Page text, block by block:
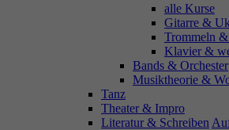
alle Kurse
Gitarre &
Trommeln &
Klavier &
Bands & Orchester
Musiktheorie &
Tanz
Theater & Impro
Literatur & Schreiben